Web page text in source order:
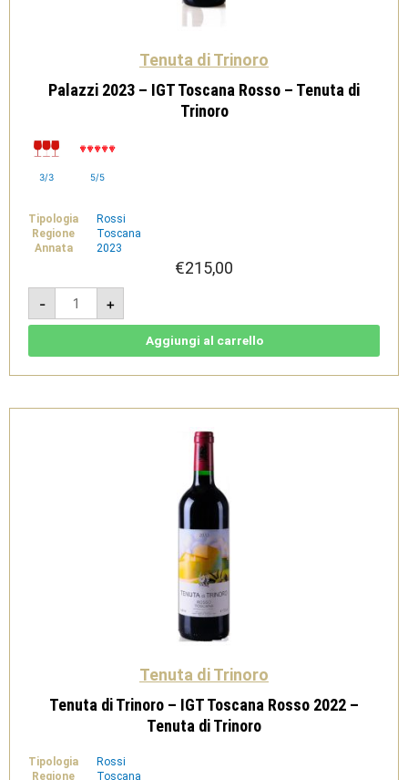
Tenuta di Trinoro
Palazzi 2023 – IGT Toscana Rosso – Tenuta di
Trinoro
3/3 5/5
Tipologia
Rossi
Regione
Toscana
Annata
2023
€215,00
-
Palazzi
2023
-
IGT
Tenuta
quantità
+
Aggiungi al carrello
Tenuta di Trinoro
Tenuta di Trinoro – IGT Toscana Rosso 2022 –
Tenuta di Trinoro
Tipologia
Rossi
Regione
Toscana